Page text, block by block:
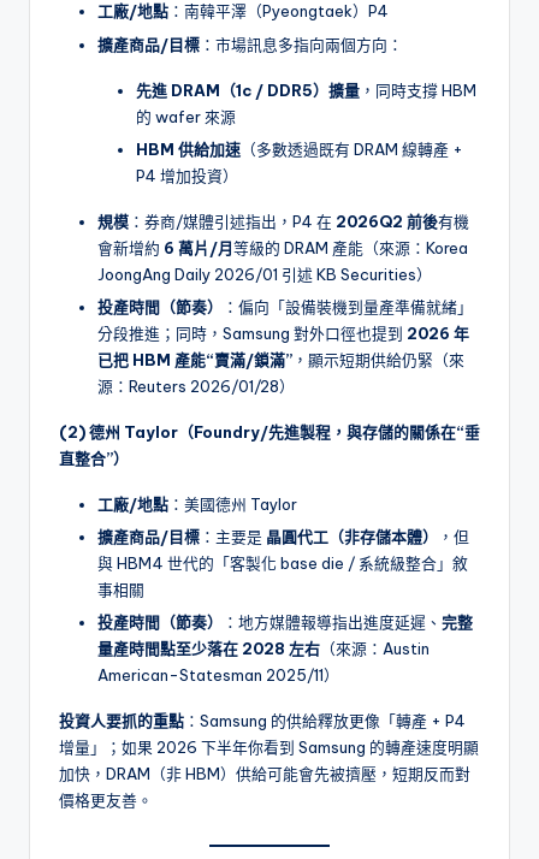
工廠/地點 ：南韓平澤（Pyeongtaek）P4
擴產商品/目標 ：市場訊息多指向兩個方向：
先進 DRAM（1c / DDR5）擴量 ，同時支撐 HBM
的 wafer 來源
HBM 供給加速 （多數透過既有 DRAM 線轉產 +
P4 增加投資）
規模 ：券商/媒體引述指出，P4 在 2026Q2 前後有機
會新增約 6 萬片/月等級的 DRAM 產能（來源：Korea
JoongAng Daily 2026/01 引述 KB Securities）
投產時間（節奏）
：偏向「設備裝機到量產準備就緒」
分段推進；同時，Samsung 對外口徑也提到 2026 年
已把 HBM 產能“賣滿/鎖滿” ，顯示短期供給仍緊（來
源：Reuters 2026/01/28）
(2) 德州 Taylor（Foundry/先進製程，與存儲的關係在“垂
直整合”）
工廠/地點 ：美國德州 Taylor
擴產商品/目標 ：主要是 晶圓代工（非存儲本體）
，但
與 HBM4 世代的「客製化 base die / 系統級整合」敘
事相關
投產時間（節奏）
：地方媒體報導指出進度延遲、 完整
量產時間點至少落在 2028 左右 （來源：Austin
American-Statesman 2025/11）
投資人要抓的重點 ：Samsung 的供給釋放更像「轉產 + P4
增量」；如果 2026 下半年你看到 Samsung 的轉產速度明顯
加快，DRAM（非 HBM）供給可能會先被擠壓，短期反而對
價格更友善。